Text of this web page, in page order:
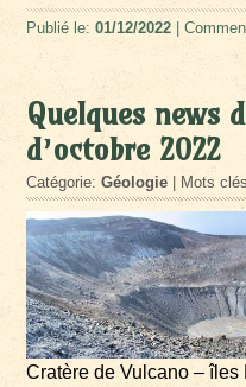
Publié le:01/12/2022 |
Quelques news
d’octobre 2022
Catégorie:Géologie | Mots
Cratère de Vulcano – îles